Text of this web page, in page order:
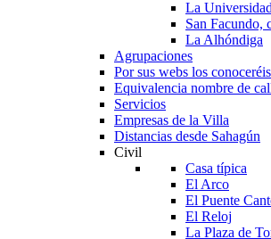
La
San Facundo,
La Alhóndiga
Agrupaciones
Por sus webs los conoceréis
Equivalencia nombre de
Servicios
Empresas de la Villa
Distancias desde Sahagún
Civil
Casa típica
El Arco
El Puente
El Reloj
La Plaza de